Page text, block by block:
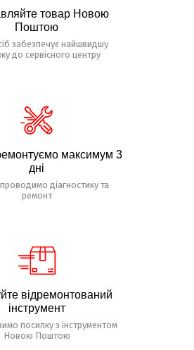
товар Новою
Поштою
забезпечує найшвидшу
до сервісного центру
максимум 3
дні
діагностику та
ремонт
відремонтований
інструмент
посилку з інструментом
Новою Поштою